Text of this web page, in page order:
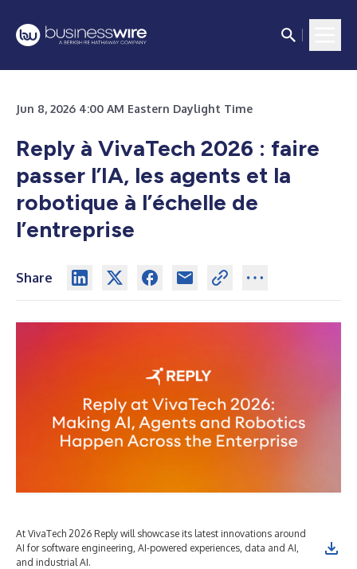
Jun 8, 2026 4:00 AM Eastern Daylight Time
Reply à VivaTech 2026 : faire
passer l’IA, les agents et la
robotique à l’échelle de
l’entreprise
Share
At VivaTech 2026 Reply will showcase its latest innovations around
AI for software engineering, AI-powered experiences, data and AI,
and industrial AI.